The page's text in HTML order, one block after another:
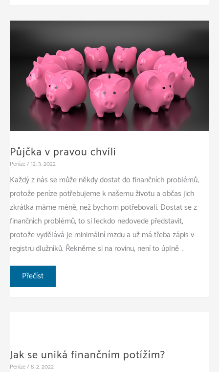
Půjčka v pravou chvíli
Peníze/12. 3. 2022
Každý z nás se může někdy dostat do finančních problémů,
protože peníze potřebujeme k našemu životu a občas jich
zkrátka máme méně, než bychom potřebovali. Dostat se z
finančních problémů, to si leckdo nedovede představit,
protože vydělává je minimální mzdu a už má třeba zápis v
registru dlužníků. Řekněme si na rovinu, není to úplně …
Půjčka
v
Přečíst
Jak se uniká finančním potížím?
Peníze/8. 2. 2022